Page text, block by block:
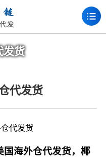
发货
代发货
国海外仓代发货，椰